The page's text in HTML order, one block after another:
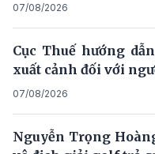
07/08/2026
Cục Thuế hướng
xuất cảnh đối với
07/08/2026
Nguyễn Trọng